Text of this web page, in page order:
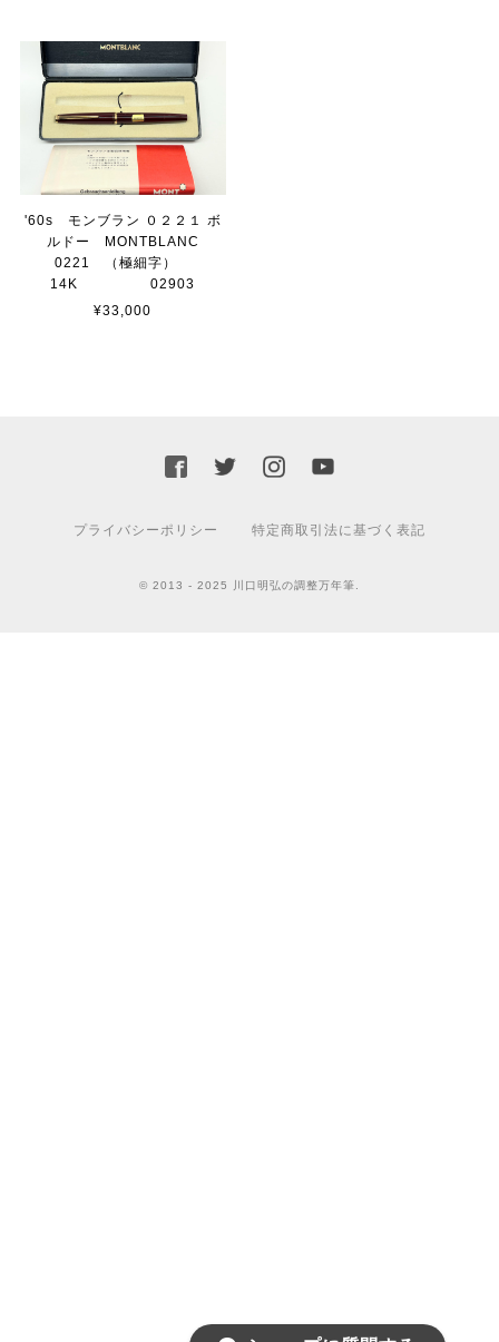
'60s モンブラン ０２２１ ボ
ルドー MONTBLANC
0221 （極細字）
14K 02903
¥33,000
プライバシーポリシー 特定商取引法に基づく表記
© 2013 - 2025 川口明弘の調整万年筆.